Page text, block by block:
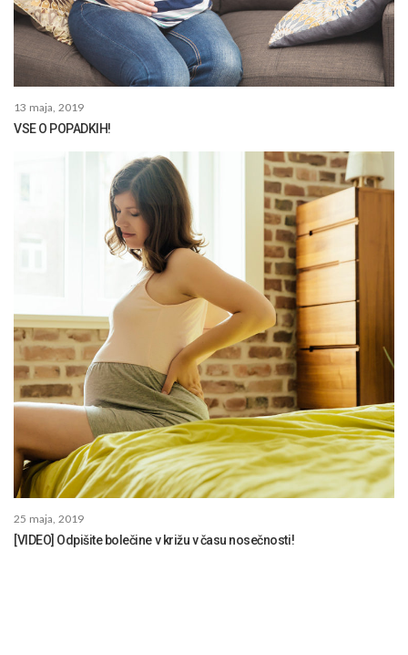
13 maja, 2019
VSE O POPADKIH!
25 maja, 2019
[VIDEO] Odpišite bolečine v križu v času nosečnosti!